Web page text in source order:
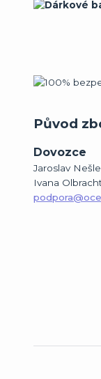
Původ
Dovozce
Jaroslav
Ivana